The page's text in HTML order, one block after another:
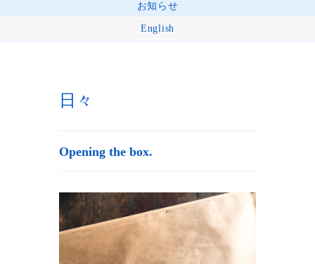
お知らせ
English
日々
Opening the box.